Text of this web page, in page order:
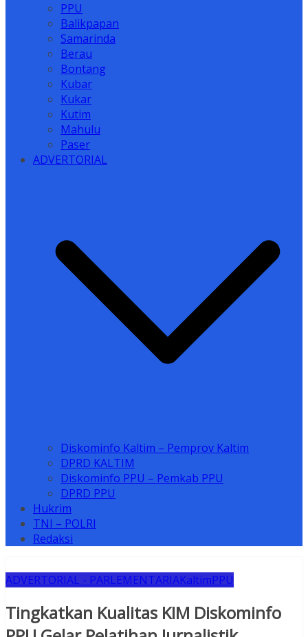
PPU
Balikpapan
Samarinda
Berau
Bontang
Kubar
Kukar
Kutim
Mahulu
Paser
ADVERTORIAL
Diskominfo Kaltim – Pemprov Kaltim
DPRD KALTIM
Diskominfo PPU – Pemkab PPU
DPRD PPU
Hukrim
TNI – POLRI
Redaksi
ADVERTORIAL - PARLEMENTARIAKaltimPPU
Tingkatkan Kualitas KIM Diskominfo